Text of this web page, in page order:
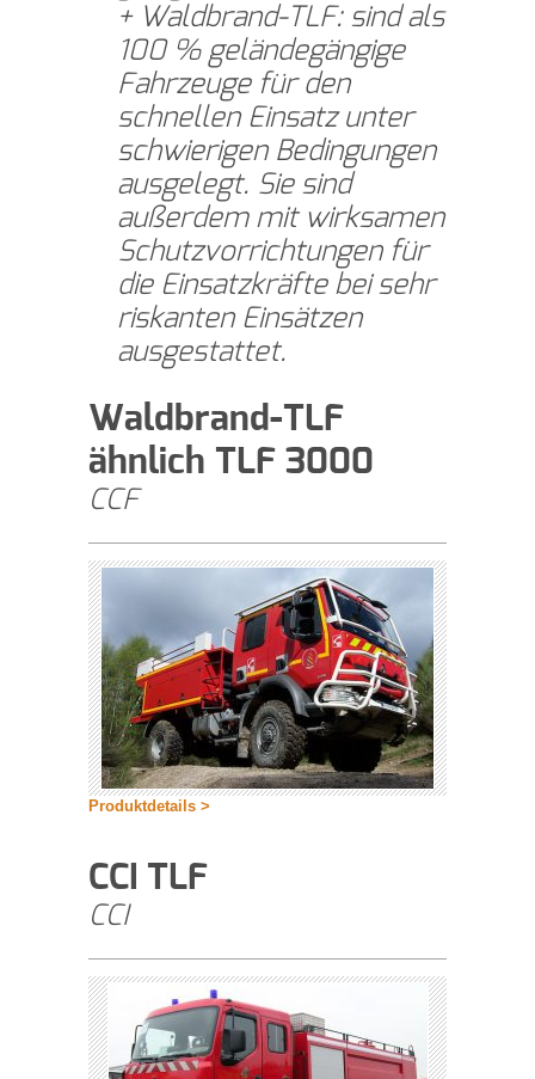
Waldbrand-TLF: sind als
100 % geländegängige
Fahrzeuge für den
schnellen Einsatz unter
schwierigen Bedingungen
ausgelegt. Sie sind
außerdem mit wirksamen
Schutzvorrichtungen für
die Einsatzkräfte bei sehr
riskanten Einsätzen
ausgestattet.
Waldbrand-TLF
ähnlich TLF 3000
CCF
Produktdetails >
CCI TLF
CCI